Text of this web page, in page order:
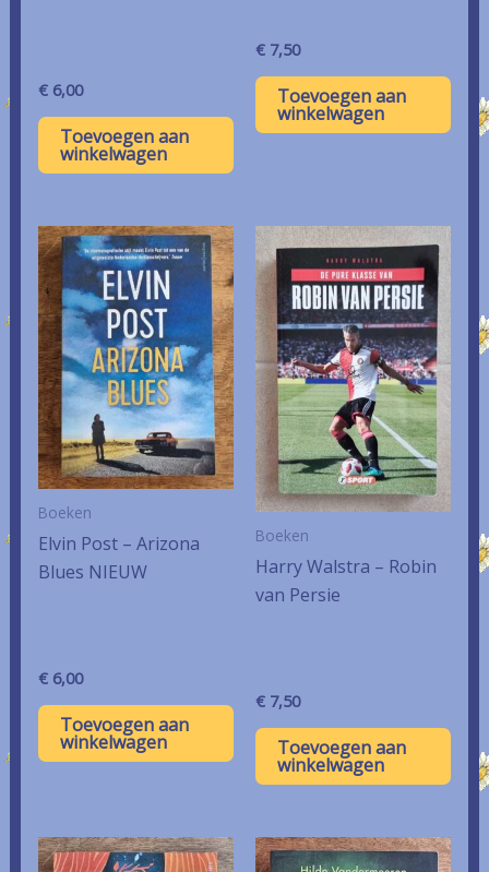
€6,00
Toevoegen aan
winkelwagen
€ 7,50
Toevoegen aan
winkelwagen
Boeken
Elvin Post – Arizona
Blues NIEUW
€6,00
Toevoegen aan
winkelwagen
Boeken
Harry Walstra – Robin
van Persie
€ 7,50
Toevoegen aan
winkelwagen